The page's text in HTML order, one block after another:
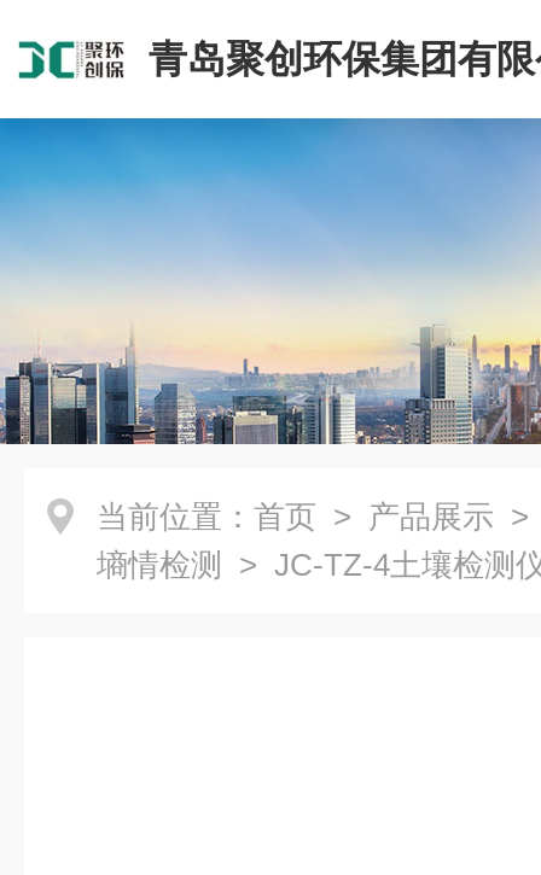
青岛聚创环保集团有
当前位置： 首页 > 产品展示
墒情检测
> JC-TZ-4土壤检测